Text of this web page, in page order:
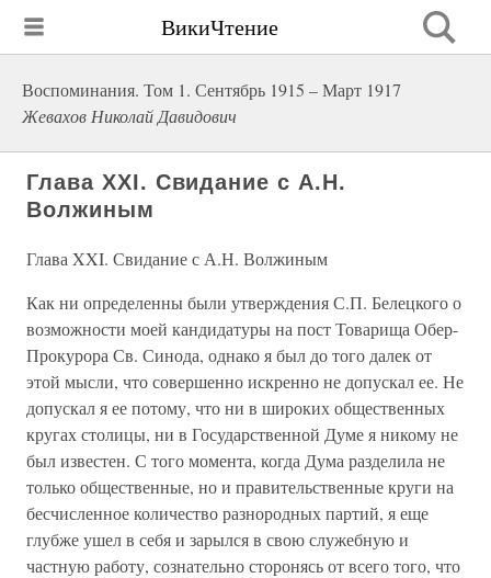
ВикиЧтение
Воспоминания. Том 1. Сентябрь 1915 – Март 1917
Жевахов Николай Давидович
Глава XXI. Свидание с А.Н.
Волжиным
Глава XXI. Свидание с А.Н. Волжиным
Как ни определенны были утверждения С.П. Белецкого о
возможности моей кандидатуры на пост Товарища Обер-
Прокурора Св. Синода, однако я был до того далек от
этой мысли, что совершенно искренно не допускал ее. Не
допускал я ее потому, что ни в широких общественных
кругах столицы, ни в Государственной Думе я никому не
был известен. С того момента, когда Дума разделила не
только общественные, но и правительственные круги на
бесчисленное количество разнородных партий, я еще
глубже ушел в себя и зарылся в свою служебную и
частную работу, сознательно сторонясь от всего того, что